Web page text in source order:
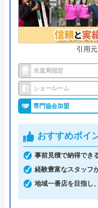
公
料
今す
受付時
みやこリフォー
運営会社 株式
代表者 小川
創業・設立 昭和
本社所在地
〒
京都
引用元
水道局指定
ショールーム
専門協会加盟
おすすめポイ
事前見積で納得でき
経験豊富なスタッフ
地域一番店を目指し